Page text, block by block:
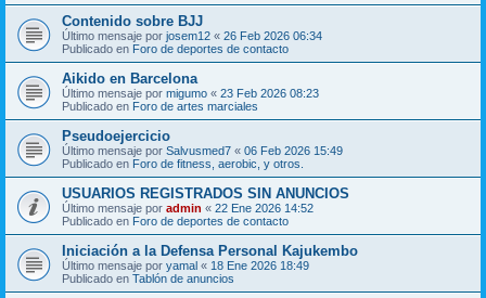
Contenido sobre BJJ
Último mensaje por josem12 « 26 Feb 2026 06:34
Publicado en Foro de deportes de contacto
Aikido en Barcelona
Último mensaje por migumo « 23 Feb 2026 08:23
Publicado en Foro de artes marciales
Pseudoejercicio
Último mensaje por Salvusmed7 « 06 Feb 2026 15:49
Publicado en Foro de fitness, aerobic, y otros.
USUARIOS REGISTRADOS SIN ANUNCIOS
Último mensaje por admin « 22 Ene 2026 14:52
Publicado en Foro de deportes de contacto
Iniciación a la Defensa Personal Kajukembo
Último mensaje por yamal « 18 Ene 2026 18:49
Publicado en Tablón de anuncios